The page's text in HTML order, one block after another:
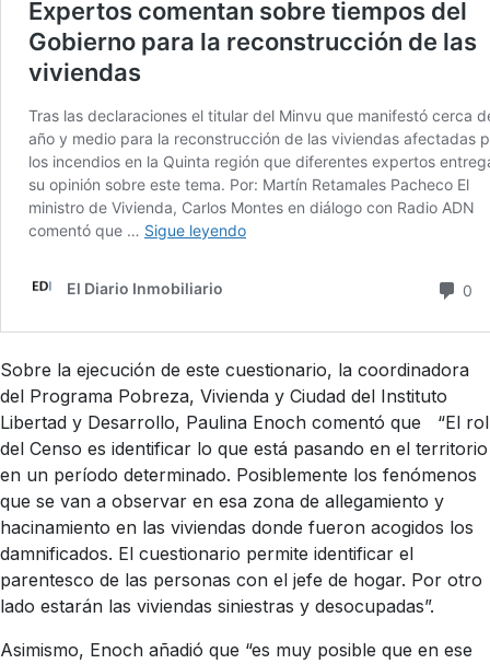
Sobre la ejecución de este cuestionario, la coordinadora
del Programa Pobreza, Vivienda y Ciudad del Instituto
Libertad y Desarrollo, Paulina Enoch comentó que “El rol
del Censo es identificar lo que está pasando en el territorio
en un período determinado. Posiblemente los fenómenos
que se van a observar en esa zona de allegamiento y
hacinamiento en las viviendas donde fueron acogidos los
damnificados. El cuestionario permite identificar el
parentesco de las personas con el jefe de hogar. Por otro
lado estarán las viviendas siniestras y desocupadas”.
Asimismo, Enoch añadió que “es muy posible que en ese